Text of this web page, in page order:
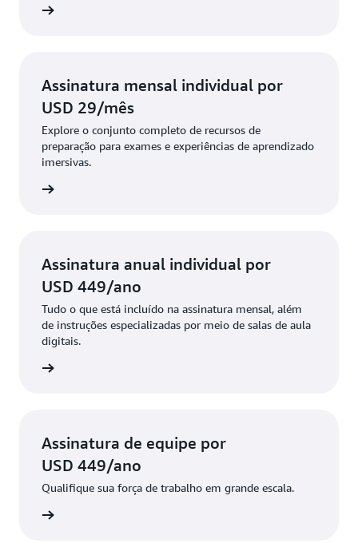
Assinatura mensal individual por
USD 29/mês
Explore o conjunto completo de recursos de
preparação para exames e experiências de aprendizado
imersivas.
Assinatura anual individual por
USD 449/ano
Tudo o que está incluído na assinatura mensal, além
de instruções especializadas por meio de salas de aula
digitais.
Assinatura de equipe por
USD 449/ano
Qualifique sua força de trabalho em grande escala.